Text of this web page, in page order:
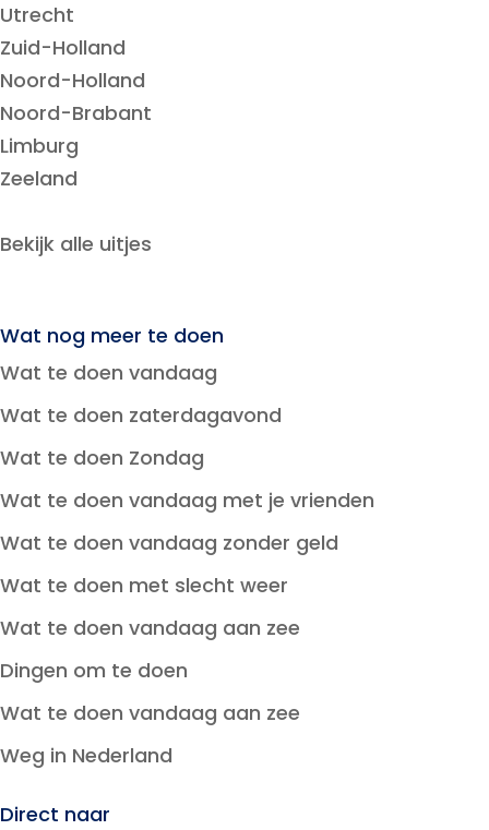
Utrecht
Zuid-Holland
Noord-Holland
Noord-Brabant
Limburg
Zeeland
Bekijk alle uitjes
Wat nog meer te doen
Wat te doen vandaag
Wat te doen zaterdagavond
Wat te doen Zondag
Wat te doen vandaag met je vrienden
Wat te doen vandaag zonder geld
Wat te doen met slecht weer
Wat te doen vandaag aan zee
Dingen om te doen
Wat te doen vandaag aan zee
Weg in Nederland
Direct naar